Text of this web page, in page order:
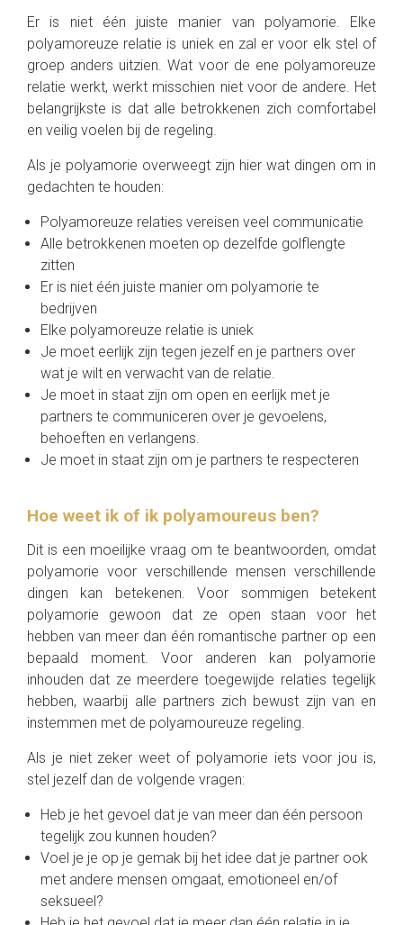
Er is niet één juiste manier van polyamorie. Elke
polyamoreuze relatie is uniek en zal er voor elk stel of
groep anders uitzien. Wat voor de ene polyamoreuze
relatie werkt, werkt misschien niet voor de andere. Het
belangrijkste is dat alle betrokkenen zich comfortabel
en veilig voelen bij de regeling.
Als je polyamorie overweegt zijn hier wat dingen om in
gedachten te houden:
Polyamoreuze relaties vereisen veel communicatie
Alle betrokkenen moeten op dezelfde golflengte
zitten
Er is niet één juiste manier om polyamorie te
bedrijven
Elke polyamoreuze relatie is uniek
Je moet eerlijk zijn tegen jezelf en je partners over
wat je wilt en verwacht van de relatie.
Je moet in staat zijn om open en eerlijk met je
partners te communiceren over je gevoelens,
behoeften en verlangens.
Je moet in staat zijn om je partners te respecteren
Hoe weet ik of ik polyamoureus ben?
Dit is een moeilijke vraag om te beantwoorden, omdat
polyamorie voor verschillende mensen verschillende
dingen kan betekenen. Voor sommigen betekent
polyamorie gewoon dat ze open staan voor het
hebben van meer dan één romantische partner op een
bepaald moment. Voor anderen kan polyamorie
inhouden dat ze meerdere toegewijde relaties tegelijk
hebben, waarbij alle partners zich bewust zijn van en
instemmen met de polyamoureuze regeling.
Als je niet zeker weet of polyamorie iets voor jou is,
stel jezelf dan de volgende vragen:
Heb je het gevoel dat je van meer dan één persoon
tegelijk zou kunnen houden?
Voel je je op je gemak bij het idee dat je partner ook
met andere mensen omgaat, emotioneel en/of
seksueel?